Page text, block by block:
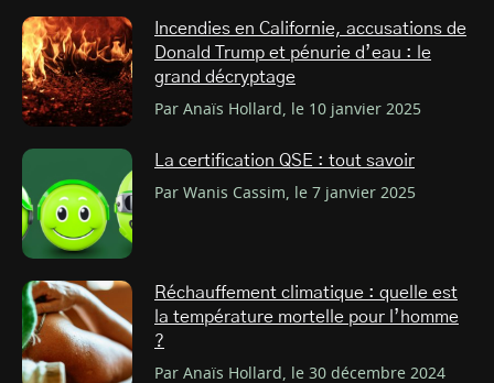
Incendies en Californie, accusations de
Donald Trump et pénurie d’eau : le
grand décryptage
Par Anaïs Hollard, le 10 janvier 2025
La certification QSE : tout savoir
Par Wanis Cassim, le 7 janvier 2025
Réchauffement climatique : quelle est
la température mortelle pour l’homme
?
Par Anaïs Hollard, le 30 décembre 2024